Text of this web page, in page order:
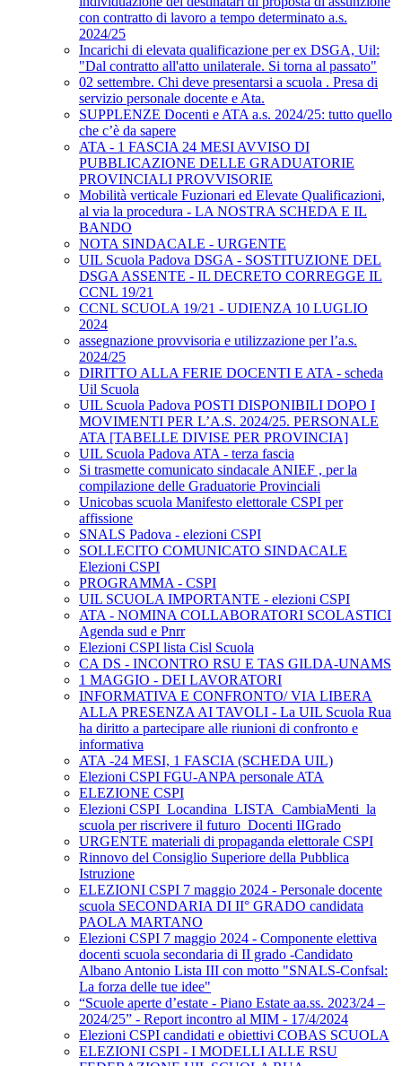
con contratto di lavoro a tempo determinato a.s.
2024/25
Incarichi di elevata qualificazione per ex DSGA, Uil:
"Dal contratto all'atto unilaterale. Si torna al passato"
02 settembre. Chi deve presentarsi a scuola . Presa di
servizio personale docente e Ata.
SUPPLENZE Docenti e ATA a.s. 2024/25: tutto quello
che c’è da sapere
ATA - 1 FASCIA 24 MESI AVVISO DI
PUBBLICAZIONE DELLE GRADUATORIE
PROVINCIALI PROVVISORIE
Mobilità verticale Fuzionari ed Elevate Qualificazioni,
al via la procedura - LA NOSTRA SCHEDA E IL
BANDO
NOTA SINDACALE - URGENTE
UIL Scuola Padova DSGA - SOSTITUZIONE DEL
DSGA ASSENTE - IL DECRETO CORREGGE IL
CCNL 19/21
CCNL SCUOLA 19/21 - UDIENZA 10 LUGLIO
2024
assegnazione provvisoria e utilizzazione per l’a.s.
2024/25
DIRITTO ALLA FERIE DOCENTI E ATA - scheda
Uil Scuola
UIL Scuola Padova POSTI DISPONIBILI DOPO I
MOVIMENTI PER L’A.S. 2024/25. PERSONALE
ATA [TABELLE DIVISE PER PROVINCIA]
UIL Scuola Padova ATA - terza fascia
Si trasmette comunicato sindacale ANIEF , per la
compilazione delle Graduatorie Provinciali
Unicobas scuola Manifesto elettorale CSPI per
affissione
SNALS Padova - elezioni CSPI
SOLLECITO COMUNICATO SINDACALE
Elezioni CSPI
PROGRAMMA - CSPI
UIL SCUOLA IMPORTANTE - elezioni CSPI
ATA - NOMINA COLLABORATORI SCOLASTICI
Agenda sud e Pnrr
Elezioni CSPI lista Cisl Scuola
CA DS - INCONTRO RSU E TAS GILDA-UNAMS
1 MAGGIO - DEI LAVORATORI
INFORMATIVA E CONFRONTO/ VIA LIBERA
ALLA PRESENZA AI TAVOLI - La UIL Scuola Rua
ha diritto a partecipare alle riunioni di confronto e
informativa
ATA -24 MESI, 1 FASCIA (SCHEDA UIL)
Elezioni CSPI FGU-ANPA personale ATA
ELEZIONE CSPI
Elezioni CSPI_Locandina_LISTA_CambiaMenti_la
scuola per riscrivere il futuro_Docenti IIGrado
URGENTE materiali di propaganda elettorale CSPI
Rinnovo del Consiglio Superiore della Pubblica
Istruzione
ELEZIONI CSPI 7 maggio 2024 - Personale docente
scuola SECONDARIA DI II° GRADO candidata
PAOLA MARTANO
Elezioni CSPI 7 maggio 2024 - Componente elettiva
docenti scuola secondaria di II grado -Candidato
Albano Antonio Lista III con motto "SNALS-Confsal:
La forza delle tue idee"
“Scuole aperte d’estate - Piano Estate aa.ss. 2023/24 –
2024/25” - Report incontro al MIM - 17/4/2024
Elezioni CSPI candidati e obiettivi COBAS SCUOLA
ELEZIONI CSPI - I MODELLI ALLE RSU